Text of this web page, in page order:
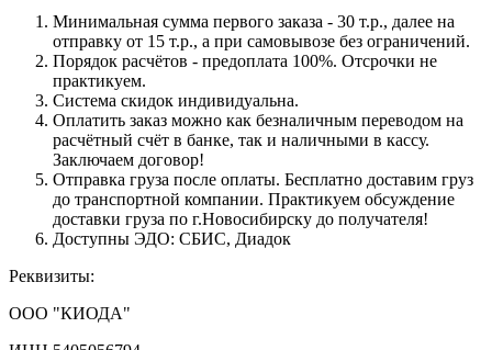
Минимальная сумма первого заказа - 30 т.р., далее на
отправку от 15 т.р., а при самовывозе без ограничений.
Порядок расчётов - предоплата 100%. Отсрочки не
практикуем.
Система скидок индивидуальна.
Оплатить заказ можно как безналичным переводом на
расчётный счёт в банке, так и наличными в кассу.
Заключаем договор!
Отправка груза после оплаты. Бесплатно доставим груз
до транспортной компании. Практикуем обсуждение
доставки груза по г.Новосибирску до получателя!
Доступны ЭДО: СБИС, Диадок
Реквизиты:
ООО "КИОДА"